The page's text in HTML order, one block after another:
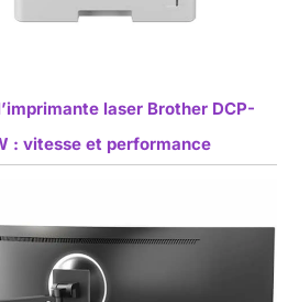
laser Brother DCP-
: vitesse et performance